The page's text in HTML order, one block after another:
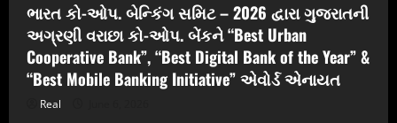
ભારત કો-ઓપ. બેન્કિંગ સમિટ – 2026 દ્વારા ગુજરાતની
અગ્રણી વરાછા કો-ઓપ. બેંકને “Best Urban
Cooperative Bank”, “Best Digital Bank of the Year” &
“Best Mobile Banking Initiative” એવોર્ડ એનાયત
Real